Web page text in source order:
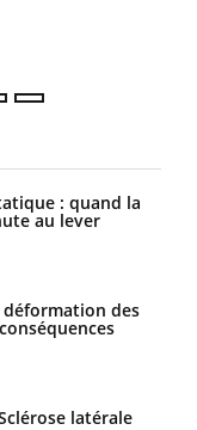
: quand la
au lever
déformation des
latérale